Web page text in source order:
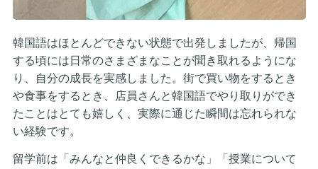
韓国語はほとんどできない状態で出発しましたが、帰国
する頃には日常のさまざまなことが聞き取れるようにな
り、自分の成長を実感しました。街で買い物をするとき
や食事をするとき、店員さんと韓国語でやり取りができ
たことはとても嬉しく、実際に通じた瞬間は忘れられな
い経験です。
留学前は「みんなと仲良くできるかな」「授業について